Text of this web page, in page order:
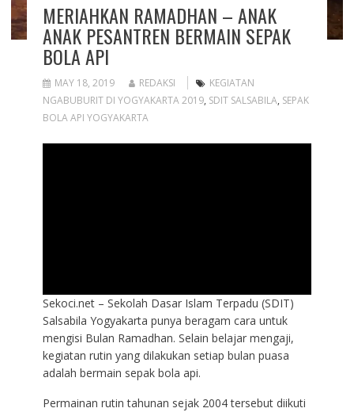
MERIAHKAN RAMADHAN – ANAK
ANAK PESANTREN BERMAIN SEPAK
BOLA API
MAY 18, 2019 REDAKSI
KEGIATAN
NGABUBURIT DI YOGYAKARTA 2019, SDIT SALSABILA, SEPAK
BOLA API YOGYAKARTA
Sekoci.net – Sekolah Dasar Islam Terpadu (SDIT)
Salsabila Yogyakarta punya beragam cara untuk
mengisi Bulan Ramadhan. Selain belajar mengaji,
kegiatan rutin yang dilakukan setiap bulan puasa
adalah bermain sepak bola api.
Permainan rutin tahunan sejak 2004 tersebut diikuti